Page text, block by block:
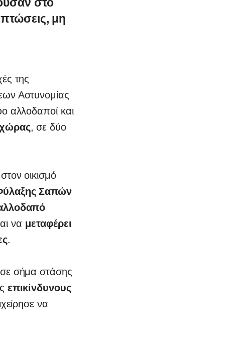
στο
μη
της
Αστυνομίας
αλλοδαποί και
, σε δύο
οικισμό
Σαπών
να μεταφέρει
.
σε σήμα στάσης
επικίνδυνους
να